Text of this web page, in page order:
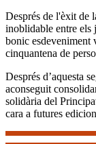
Després de l'èxit de
inoblidable entre els
bonic esdeveniment
cinquantena de
Després d’aquesta
aconseguit
solidària del
cara a futures